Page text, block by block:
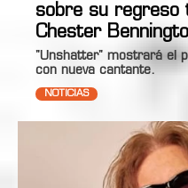
sobre su
Chester
"Unshatter" mostrará el
con nueva cantante.
NOTICIAS